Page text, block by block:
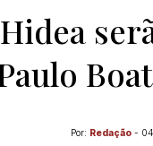
Por: Redação -